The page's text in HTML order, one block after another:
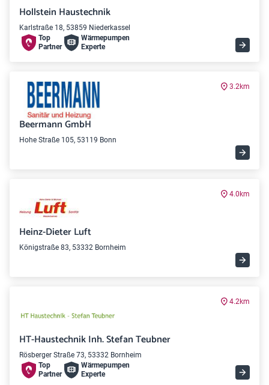
Hollstein Haustechnik
Karlstraße 18, 53859 Niederkassel
Top
Partner
Wärme­pumpen
Experte
3.2km
Beermann GmbH
Hohe Straße 105, 53119 Bonn
4.0km
Heinz-Dieter Luft
Königstraße 83, 53332 Bornheim
4.2km
HT-Haustechnik Inh. Stefan Teubner
Rösberger Straße 73, 53332 Bornheim
Top
Partner
Wärme­pumpen
Experte